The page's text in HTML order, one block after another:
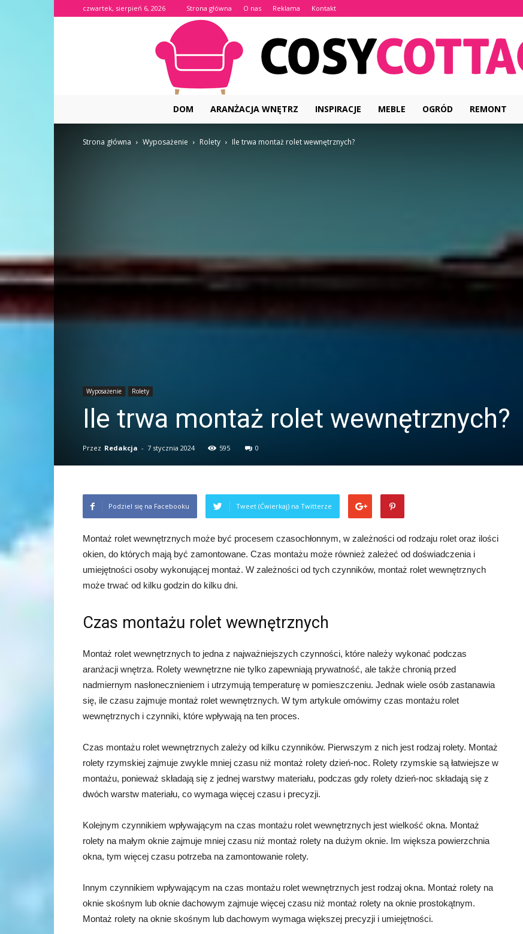
czwartek, sierpień 6, 2026 Strona główna O nas Reklama Kontakt
DOM ARANŻACJA WNĘTRZ INSPIRACJE MEBLE OGRÓD REMONT
Strona główna Wyposażenie Rolety Ile trwa montaż rolet wewnętrznych?
Wyposażenie Rolety
Ile trwa montaż rolet wewnętrznych?
Przez Redakcja - 7 stycznia 2024 595 0
Podziel się na Facebooku Tweet (Ćwierkaj) na Twitterze
Montaż rolet wewnętrznych może być procesem czasochłonnym, w zależności od rodzaju rolet oraz ilości
okien, do których mają być zamontowane. Czas montażu może również zależeć od doświadczenia i
umiejętności osoby wykonującej montaż. W zależności od tych czynników, montaż rolet wewnętrznych
może trwać od kilku godzin do kilku dni.
Czas montażu rolet wewnętrznych
Montaż rolet wewnętrznych to jedna z najważniejszych czynności, które należy wykonać podczas
aranżacji wnętrza. Rolety wewnętrzne nie tylko zapewniają prywatność, ale także chronią przed
nadmiernym nasłonecznieniem i utrzymują temperaturę w pomieszczeniu. Jednak wiele osób zastanawia
się, ile czasu zajmuje montaż rolet wewnętrznych. W tym artykule omówimy czas montażu rolet
wewnętrznych i czynniki, które wpływają na ten proces.
Czas montażu rolet wewnętrznych zależy od kilku czynników. Pierwszym z nich jest rodzaj rolety. Montaż
rolety rzymskiej zajmuje zwykle mniej czasu niż montaż rolety dzień-noc. Rolety rzymskie są łatwiejsze w
montażu, ponieważ składają się z jednej warstwy materiału, podczas gdy rolety dzień-noc składają się z
dwóch warstw materiału, co wymaga więcej czasu i precyzji.
Kolejnym czynnikiem wpływającym na czas montażu rolet wewnętrznych jest wielkość okna. Montaż
rolety na małym oknie zajmuje mniej czasu niż montaż rolety na dużym oknie. Im większa powierzchnia
okna, tym więcej czasu potrzeba na zamontowanie rolety.
Innym czynnikiem wpływającym na czas montażu rolet wewnętrznych jest rodzaj okna. Montaż rolety na
oknie skośnym lub oknie dachowym zajmuje więcej czasu niż montaż rolety na oknie prostokątnym.
Montaż rolety na oknie skośnym lub dachowym wymaga większej precyzji i umiejętności.